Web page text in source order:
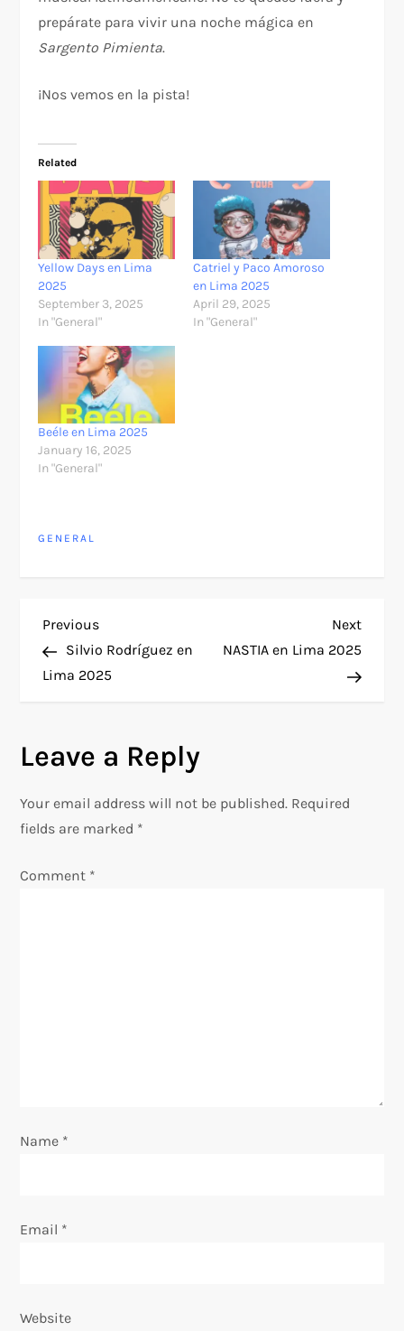
prepárate para vivir una noche mágica en
Sargento Pimienta.
¡Nos vemos en la pista!
Related
Yellow Days en Lima
2025
September 3, 2025
In "General"
Catriel y Paco Amoroso
en Lima 2025
April 29, 2025
In "General"
Beéle en Lima 2025
January 16, 2025
In "General"
GENERAL
P
o
t
n
a
v
o
Previous
Post
Previous
Silvio Rodríguez en
Lima 2025
Next
Post
Next
NASTIA en Lima 2025
Leave a Reply
Your email address will not be published. Required
fields are marked *
Comment *
Name *
Email *
Website